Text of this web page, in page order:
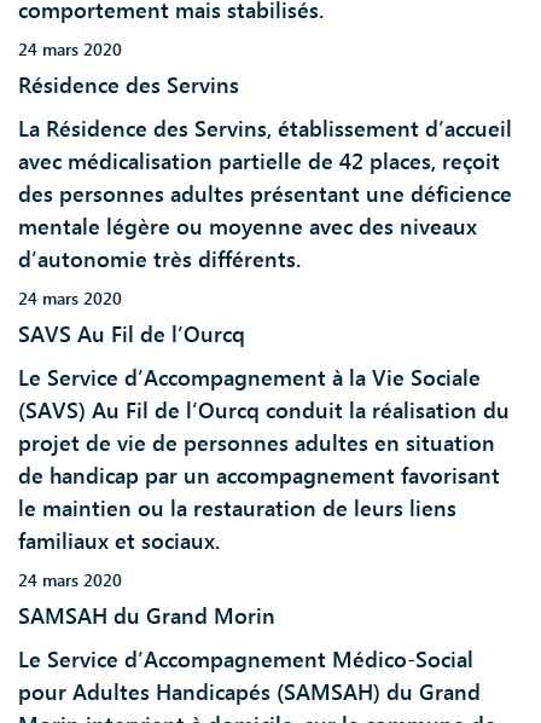
comportement mais stabilisés.
24 mars 2020
Résidence des Servins
La Résidence des Servins, établissement d’accueil
avec médicalisation partielle de 42 places, reçoit
des personnes adultes présentant une déficience
mentale légère ou moyenne avec des niveaux
d’autonomie très différents.
24 mars 2020
SAVS Au Fil de l’Ourcq
Le Service d’Accompagnement à la Vie Sociale
(SAVS) Au Fil de l’Ourcq conduit la réalisation du
projet de vie de personnes adultes en situation
de handicap par un accompagnement favorisant
le maintien ou la restauration de leurs liens
familiaux et sociaux.
24 mars 2020
SAMSAH du Grand Morin
Le Service d’Accompagnement Médico-Social
pour Adultes Handicapés (SAMSAH) du Grand